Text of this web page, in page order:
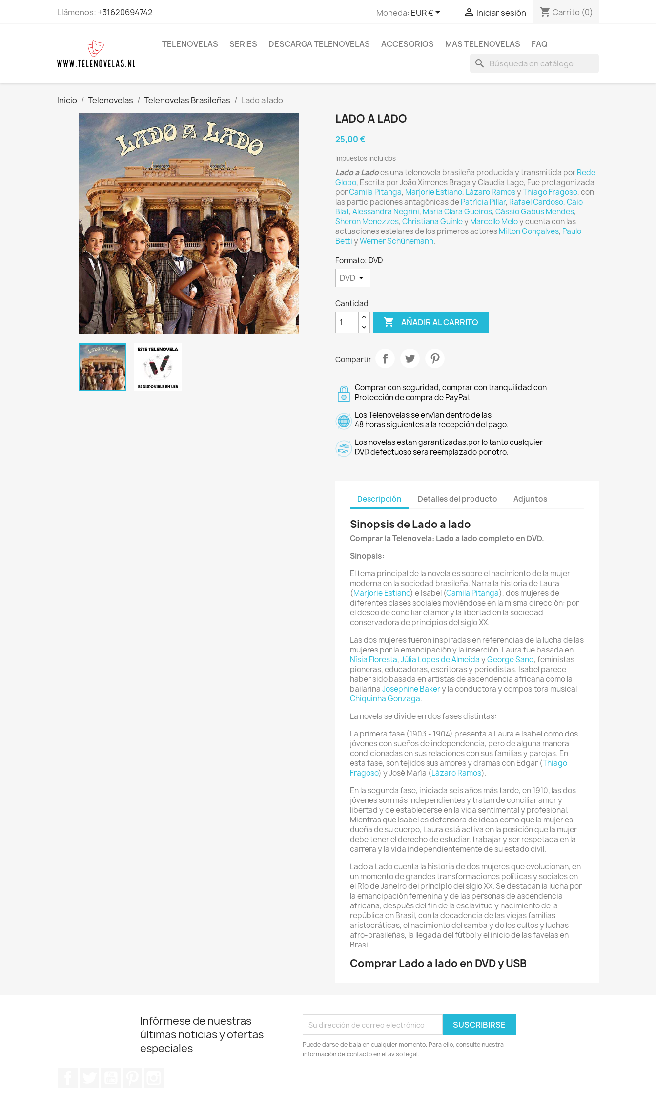
Llámenos: +31620694742 Moneda: EUR €  Iniciar sesión shopping_cart Carrito (0)
TELENOVELAS SERIES DESCARGA TELENOVELAS ACCESORIOS MAS TELENOVELAS FAQ
search
Inicio Telenovelas Telenovelas Brasileñas Lado a lado
LADO A LADO
25,00 €
Impuestos incluidos
Lado a Ladoes una telenovela brasileña producida y transmitida porRede
Globo, Escrita por João Ximenes Braga y Claudia Lage, Fue protagonizada
porCamila Pitanga, Marjorie Estiano, Lázaro RamosyThiago Fragoso, con
las participaciones antagónicas dePatrícia Pillar, Rafael Cardoso,Caio
Blat,Alessandra Negrini, Maria Clara Gueiros,Cássio Gabus Mendes,
Sheron Menezzes,Christiana GuinleyMarcello Meloy cuenta con las
actuaciones estelares de los primeros actoresMilton Gonçalves, Paulo
BettiyWerner Schünemann.
Formato: DVD
Cantidad
 AÑADIR AL CARRITO
Compartir
Comprar con seguridad, comprar con tranquilidad con
Protección de compra de PayPal.
Los Telenovelas se envían dentro de las
48 horas siguientes a la recepción del pago.
Los novelas estan garantizadas.por lo tanto cualquier
DVD defectuoso sera reemplazado por otro.
Descripción Detalles del producto Adjuntos
Sinopsis de Lado a lado
Comprar la Telenovela: Lado a lado completo en DVD.
Sinopsis:
El tema principal de la novela es sobre el nacimiento de la mujer
moderna en la sociedad brasileña. Narra la historia de Laura
(Marjorie Estiano) e Isabel (Camila Pitanga), dos mujeres de
diferentes clases sociales moviéndose en la misma dirección: por
el deseo de conciliar el amor y la libertad en la sociedad
conservadora de principios del siglo XX.
Las dos mujeres fueron inspiradas en referencias de la lucha de las
mujeres por la emancipación y la inserción. Laura fue basada en
Nísia Floresta,Júlia Lopes de AlmeidayGeorge Sand, feministas
pioneras, educadoras, escritoras y periodistas. Isabel parece
haber sido basada en artistas de ascendencia africana como la
bailarinaJosephine Bakery la conductora y compositora musical
Chiquinha Gonzaga.
La novela se divide en dos fases distintas:
La primera fase (1903 - 1904) presenta a Laura e Isabel como dos
jóvenes con sueños de independencia, pero de alguna manera
condicionadas en sus relaciones con sus familias y parejas. En
esta fase, son tejidos sus amores y dramas con Edgar (Thiago
Fragoso) y José María (Lázaro Ramos).
En la segunda fase, iniciada seis años más tarde, en 1910, las dos
jóvenes son más independientes y tratan de conciliar amor y
libertad y de establecerse en la vida sentimental y profesional.
Mientras que Isabel es defensora de ideas como que la mujer es
dueña de su cuerpo, Laura está activa en la posición que la mujer
debe tener el derecho de estudiar, trabajar y ser respetada en la
carrera y la vida independientemente de su estado civil.
Lado a Lado cuenta la historia de dos mujeres que evolucionan, en
un momento de grandes transformaciones políticas y sociales en
el Río de Janeiro del principio del siglo XX. Se destacan la lucha por
la emancipación femenina y de las personas de ascendencia
africana, después del fin de la esclavitud y nacimiento de la
república en Brasil, con la decadencia de las viejas familias
aristocráticas, el nacimiento del samba y de los cultos y luchas
afro-brasileñas, la llegada del fútbol y el inicio de las favelas en
Brasil.
Comprar Lado a lado en DVD y USB
Infórmese de nuestras
últimas noticias y ofertas
especiales
Puede darse de baja en cualquier momento. Para ello, consulte nuestra
información de contacto en el aviso legal.